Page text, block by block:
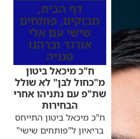
דף הבית,
מבזקים, פותחים
שישי עם אלי
אורגד וברהנו
טגניה
ח"כ מיכאל ביטון
מ"כחול לבן" לא שולל
שת"פ עם נתניהו אחרי
הבחירות
ח"כ מיכאל ביטון התייחס
בריאיון ל"פותחים שישי"